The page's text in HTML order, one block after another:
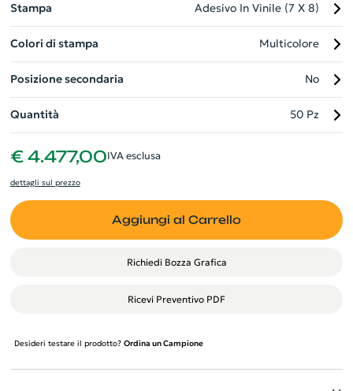
simbolo di stile.
Stampa Adesivo In Vinile (7 X 8)
Colori di stampa Multicolore
Posizione secondaria No
Quantità 50 Pz
€ 4.477,00IVA esclusa
dettagli sul prezzo
Aggiungi al Carrello
Richiedi Bozza Grafica
Ricevi Preventivo PDF
Desideri testare il prodotto? Ordina un Campione